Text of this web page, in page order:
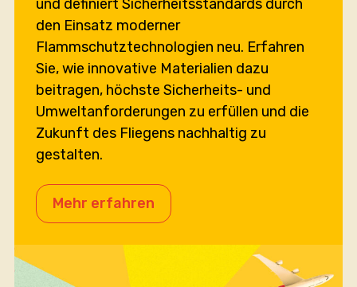
und definiert Sicherheitsstandards durch
den Einsatz moderner
Flammschutztechnologien neu. Erfahren
Sie, wie innovative Materialien dazu
beitragen, höchste Sicherheits- und
Umweltanforderungen zu erfüllen und die
Zukunft des Fliegens nachhaltig zu
gestalten.
Mehr erfahren